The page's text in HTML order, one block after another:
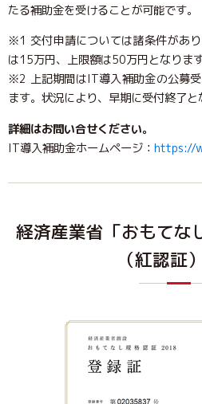
たる補助金を受けることが可能です。
※1 交付申請については諸条件があ
は15万円、上限額は50万円となります
※2 上記期間はIT導入補助金の公募
ます。状況により、早期に受付終了と
詳細はお問い合せください。
IT導入補助金ホームページ： https://
経済産業省「おもてな
（紅認証